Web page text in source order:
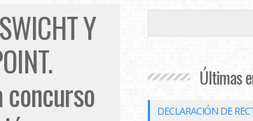
Y
concurso
Últimas
DECLARACIÓN DE